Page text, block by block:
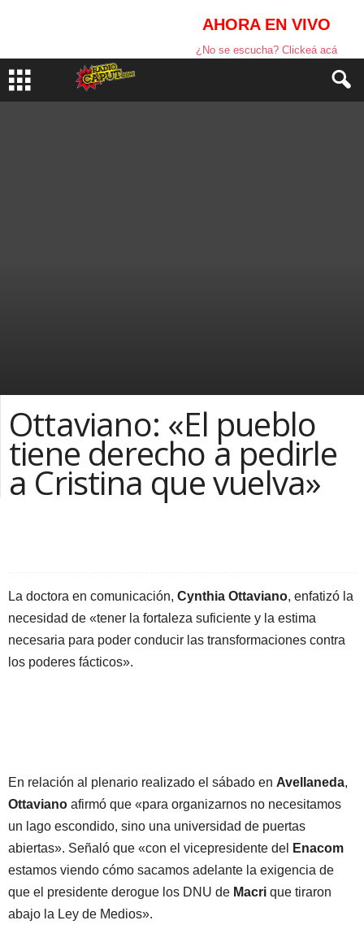
AHORA EN VIVO
¿No se escucha? Clickeá acá
Ottaviano: «El pueblo
tiene derecho a pedirle
a Cristina que vuelva»
La doctora en comunicación, Cynthia Ottaviano, enfatizó la
necesidad de «tener la fortaleza suficiente y la estima
necesaria para poder conducir las transformaciones contra
los poderes fácticos».
En relación al plenario realizado el sábado en Avellaneda,
Ottaviano afirmó que «para organizarnos no necesitamos
un lago escondido, sino una universidad de puertas
abiertas». Señaló que «con el vicepresidente del
Enacom
estamos viendo cómo sacamos adelante la exigencia de
que el presidente derogue los DNU de Macri que tiraron
abajo la Ley de Medios».